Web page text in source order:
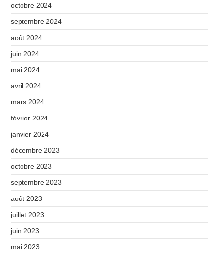
octobre 2024
septembre 2024
août 2024
juin 2024
mai 2024
avril 2024
mars 2024
février 2024
janvier 2024
décembre 2023
octobre 2023
septembre 2023
août 2023
juillet 2023
juin 2023
mai 2023